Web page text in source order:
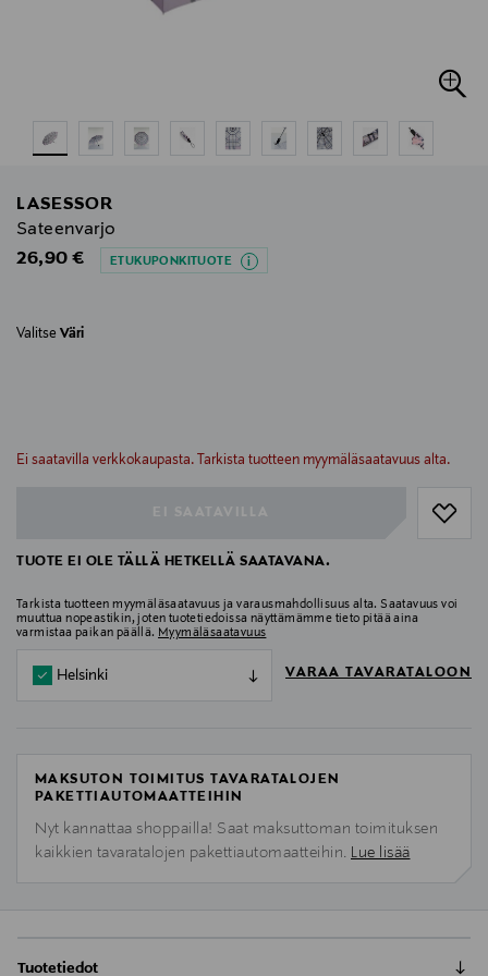
LASESSOR
Sateenvarjo
Original Price
26,90 € ETUKUPONKITUOTE
Valitse Väri
Ei saatavilla verkkokaupasta. Tarkista tuotteen myymäläsaatavuus alta.
null
TUOTE EI OLE TÄLLÄ HETKELLÄ SAATAVANA.
Tarkista tuotteen myymäläsaatavuus ja varausmahdollisuus alta. Saatavuus voi
muuttua nopeastikin, joten tuotetiedoissa näyttämämme tieto pitää aina
varmistaa paikan päällä. Myymäläsaatavuus
Helsinki VARAA TAVARATALOON
MAKSUTON TOIMITUS TAVARATALOJEN
PAKETTIAUTOMAATTEIHIN
Nyt kannattaa shoppailla! Saat maksuttoman toimituksen
kaikkien tavaratalojen pakettiautomaatteihin. Lue lisää
Tuotetiedot